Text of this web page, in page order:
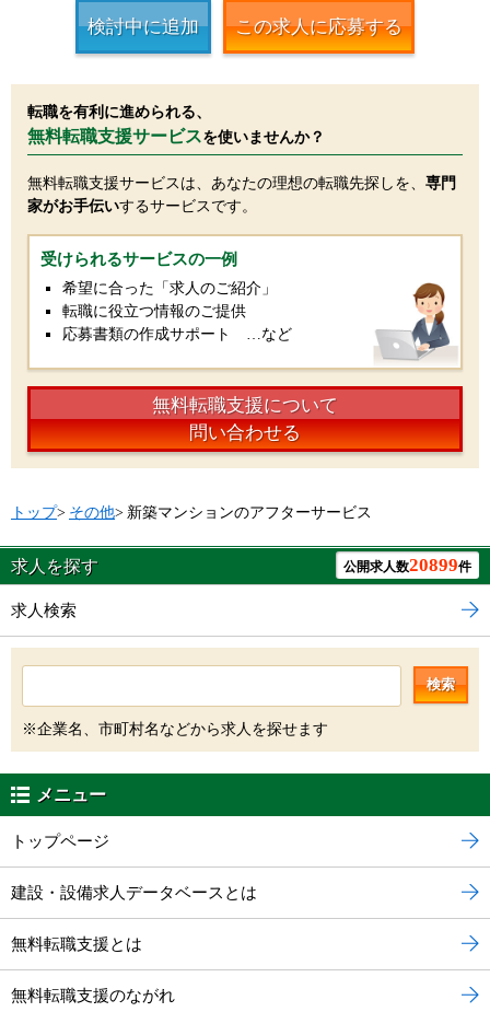
検討中に追加 この求人に応募する
転職を有利に進められる、
無料転職支援サービスを使いませんか？
無料転職支援サービスは、あなたの理想の転職先探しを、 専門
家がお手伝いするサービスです。
受けられるサービスの一例
希望に合った「求人のご紹介」
転職に役立つ情報のご提供
応募書類の作成サポート …など
無料転職支援について
問い合わせる
トップ> その他> 新築マンションのアフターサービス
求人を探す 公開求人数20899件
求人検索
検索
※企業名、市町村名などから求人を探せます
メニュー
トップページ
建設・設備求人データベースとは
無料転職支援とは
無料転職支援のながれ